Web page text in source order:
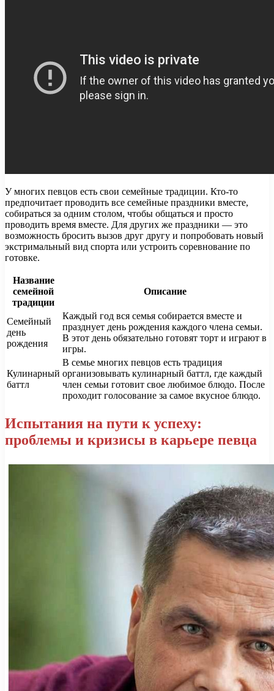
У многих певцов есть свои семейные традиции. Кто-то
предпочитает проводить все семейные праздники вместе,
собираться за одним столом, чтобы общаться и просто
проводить время вместе. Для других же праздники — это
возможность бросить вызов друг другу и попробовать новый
экстримальный вид спорта или устроить соревнование по
готовке.
Название
семейной
традиции
Описание
Семейный
день
рождения
Каждый год вся семья собирается вместе и
празднует день рождения каждого члена семьи.
В этот день обязательно готовят торт и играют в
игры.
Кулинарный
баттл
В семье многих певцов есть традиция
организовывать кулинарный баттл, где каждый
член семьи готовит свое любимое блюдо. После
проходит голосование за самое вкусное блюдо.
Испытания на пути к успеху:
проблемы и кризисы в карьере певца